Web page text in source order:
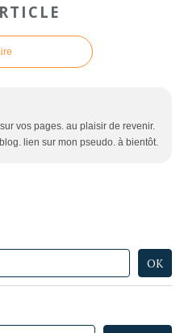
vos pages. au plaisir de revenir.
lien sur mon pseudo. à bientôt.